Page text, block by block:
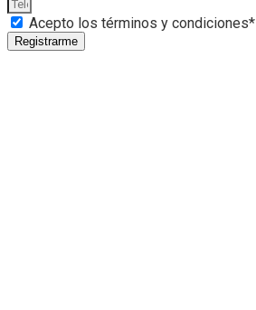
Acepto los términos y condiciones*
Registrarme